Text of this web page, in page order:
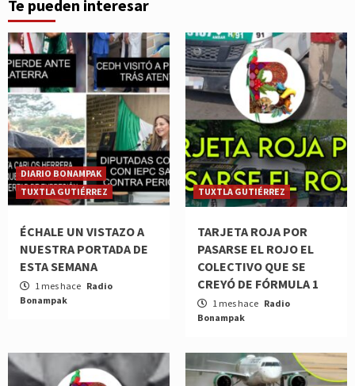
Te pueden interesar
DIARIO BONAMPAK
TUXTLA GUTIÉRREZ
ÉCHALE UN VISTAZO A
NUESTRA PORTADA DE
ESTA SEMANA
1 mes hace Radio
Bonampak
TUXTLA GUTIÉRREZ
TARJETA ROJA POR
PASARSE EL ROJO EL
COLECTIVO QUE SE
CREYÓ DE FÓRMULA 1
1 mes hace Radio
Bonampak